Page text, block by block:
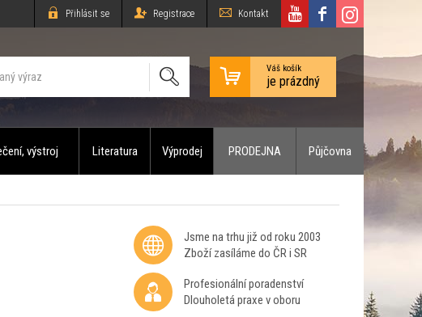
Přihlásit se Registrace Kontakt
Váš košík
je prázdný
výstroj Literatura Výprodej PRODEJNA Půjčovna
Jsme na trhu již od roku 2003
Zboží zasíláme do ČR i SR
Profesionální poradenství
Dlouholetá praxe v oboru